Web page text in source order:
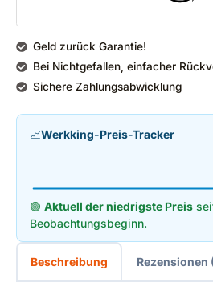
Geld zurück Garantie!
Bei Nichtgefallen, einfacher
Sichere Zahlungsabwicklung
📈Werkking-Preis-Tracker
🟢 Aktuell der niedrigste Preis
Beobachtungsbeginn.
Beschreibung Rezensionen